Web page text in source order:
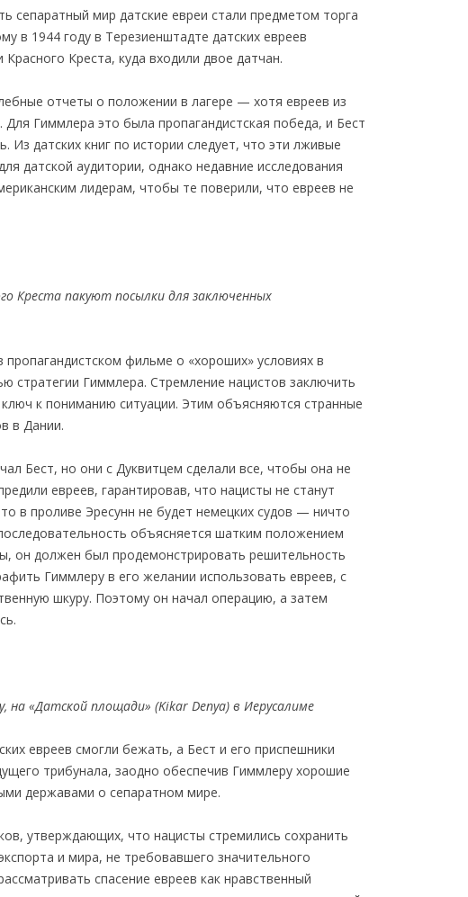
сепаратный мир датские евреи стали предметом торга
в 1944 году в Терезиенштадте датских евреев
Креста, куда входили двое датчан.
отчеты о положении в лагере — хотя евреев из
Для Гиммлера это была пропагандистская победа, и Бест
Из датских книг по истории следует, что эти лживые
датской аудитории, однако недавние исследования
лидерам, чтобы те поверили, что евреев не
Креста пакуют посылки для заключенных
пропагандистском фильме о «хороших» условиях в
стратегии Гиммлера. Стремление нацистов заключить
к пониманию ситуации. Этим объясняются странные
в Дании.
Бест, но они с Дуквитцем сделали все, чтобы она не
евреев, гарантировав, что нацисты не станут
в проливе Эресунн не будет немецких судов — ничто
объясняется шатким положением
он должен был продемонстрировать решительность
Гиммлеру в его желании использовать евреев, с
шкуру. Поэтому он начал операцию, а затем
на «Датской площади» (Kikar Denya) в Иерусалиме
евреев смогли бежать, а Бест и его приспешники
трибунала, заодно обеспечив Гиммлеру хорошие
державами о сепаратном мире.
утверждающих, что нацисты стремились сохранить
и мира, не требовавшего значительного
спасение евреев как нравственный